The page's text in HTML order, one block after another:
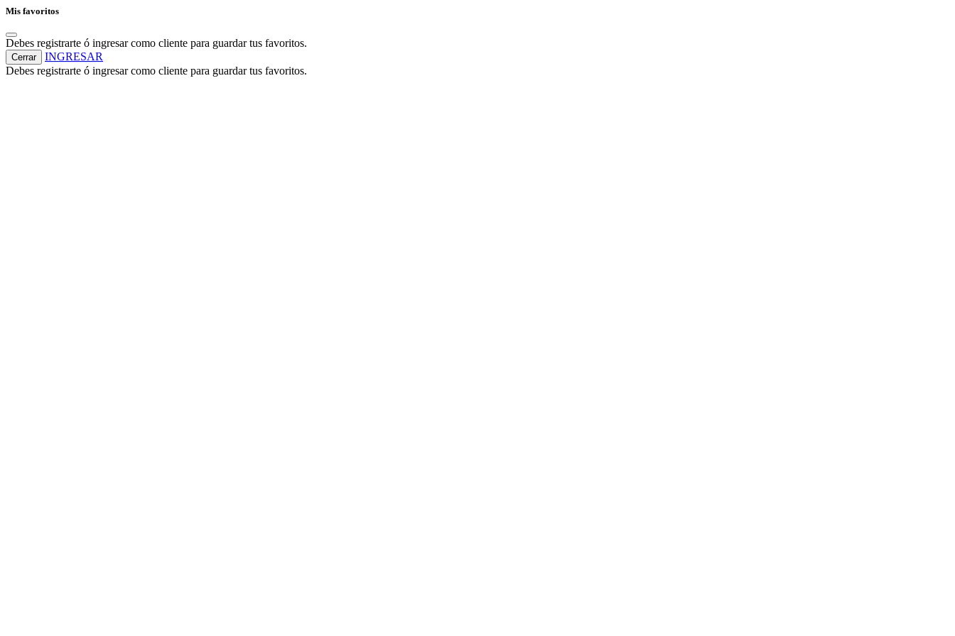
Mis favoritos
Debes registrarte ó ingresar como cliente para guardar tus favoritos.
Cerrar
INGRESAR
Debes registrarte ó ingresar como cliente para guardar tus favoritos.